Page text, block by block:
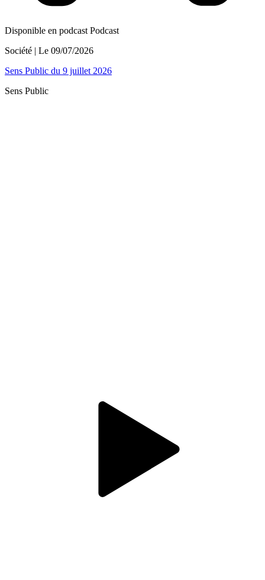
Disponible en podcast Podcast
Société | Le 09/07/2026
Sens Public du 9 juillet 2026
Sens Public